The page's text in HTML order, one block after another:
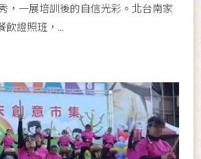
，一展培訓後的自信光彩。北台南家
飲證照班，...